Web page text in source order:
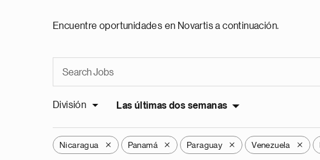
Encuentre oportunidades en Novartis a continuación.
División Las últimas dos semanas
Nicaragua X Panamá X Paraguay X Venezuela X